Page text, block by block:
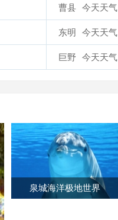
曹县 今天天气
东明 今天天气
巨野 今天天气
泉城海洋极地世界